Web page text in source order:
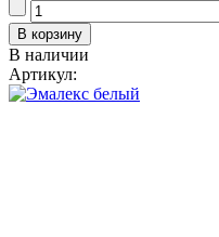
В наличии
Артикул: